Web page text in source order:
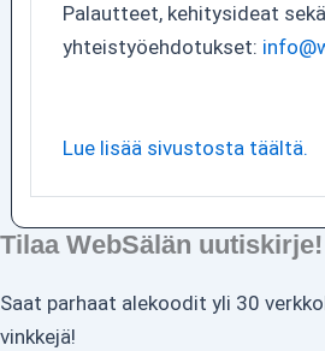
Palautteet, kehitysideat sekä
yhteistyöehdotukset:
Lue lisää sivustosta täältä.
Tilaa WebSälän uutiskirje!
Saat parhaat alekoodit yli 30
vinkkejä!